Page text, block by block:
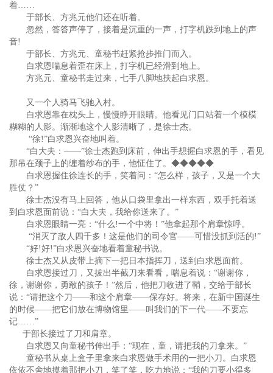
着……
于部长、方兆元他们还在听着。
忽然，答答声停了，接着是沉重的一声，打字机跌到地上的声
音!
于部长、方兆元、童秘书赶紧抢步推门而入。
白求恩喘息着歪在床上，打字机已经滑到地上。
方兆元、童秘书走过来，七手八脚地扶起白求恩。
又一个人骑马飞驰入村。
白求恩靠在枕头上，慢慢睁开眼睛。他看见门口站着一个模模
糊糊的人影。渐渐地这个人影清晰了，是徐士杰。
“徐!”白求恩兴奋地叫着。
“白大夫：——”徐士杰跑到床前，伸出手想握白求恩的手，看见
那吊在颈子上的缠着纱布的手，他怔住了。◆◆◆◆◆
白求恩握住徐连长的手，笑着问：“怎么样，孩子，又是一个大
胜仗？”
徐士杰没有马上回答，他从口袋里拿出一样东西，双手托着送
到白求恩面前说：“白大夫，我给你送来了。”
白求恩眼睛一亮：“什么!一个中将！”他拿起那个肩章惊呼。
“消灭了敌人四千多！这是他们的司令官——可惜没抓到活的!”
“好!好!”白求恩兴奋地看着童秘书说。
徐士杰又从皮带上摘下一把日本指挥刀，送到白求恩面前。
白求恩接过刀，又拔出半截刀来看看，喘息着说：“谢谢你，
徐，谢谢你，勇敢的孩子！”然后，他把刀收进了鞘，交给于部长
说：“请把这个刀——和这个肩章——保存好。将来，在新中国诞生
的时候——把它们放在博物馆里——叫我们的下一代——不要忘
记……”
于部长接过了刀和肩章。
白求恩又向童秘书伸出手：“现在，童，请把我的刀拿来。”
童秘书从桌上盒子里拿来白求恩做手术用的一把小刀。白求恩
依依不舍地摸着那把小刀，笑了笑，吃力地说：“我的刀要小得多